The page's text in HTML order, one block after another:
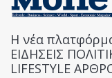
Η νέα
ΕΙΔΗΣΕΙΣ
LIFESTYLE